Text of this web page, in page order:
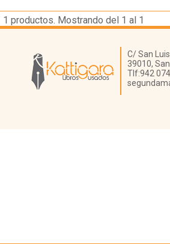
1 productos. Mostrando del 1 al 1
Librería Kattigara
C/ San
39010,
Tlf:942